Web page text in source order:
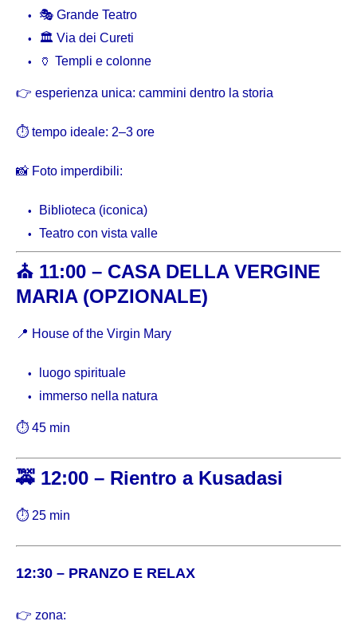
🎭 Grande Teatro
🏛 Via dei Cureti
🏺 Templi e colonne
👉 esperienza unica: cammini dentro la storia
⏱ tempo ideale: 2–3 ore
📸 Foto imperdibili:
Biblioteca (iconica)
Teatro con vista valle
⛪ 11:00 – CASA DELLA VERGINE
MARIA (OPZIONALE)
📍 House of the Virgin Mary
luogo spirituale
immerso nella natura
⏱ 45 min
🚕 12:00 – Rientro a Kusadasi
⏱ 25 min
12:30 – PRANZO E RELAX
👉 zona: